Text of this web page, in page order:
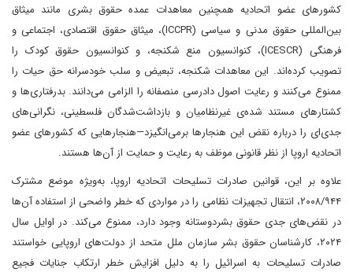
کشورهای عضو اتحادیه همچنین معاهدات عمده حقوق بشری مانند میثاق
بین‌المللی حقوق مدنی و سیاسی (ICCPR)، میثاق حقوق اقتصادی، اجتماعی و
فرهنگی (ICESCR)، کنوانسیون منع شکنجه، و کنوانسیون حقوق کودک را
تصویب کرده‌اند. این معاهدات شکنجه، تبعیض و سلب خودسرانه حق حیات را
ممنوع می‌کنند و رعایت اصول دادرسی منصفانه را الزامی می‌دانند. بدرفتاری‌ها و
کشتارهای مستند شده‌ی غیرنظامیان و بازداشت‌شدگان فلسطینی، نگرانی‌های
جدی‌ای را درباره نقض این هنجارها برمی‌انگیزد—هنجارهایی که کشورهای عضو
اتحادیه اروپا از نظر قانونی موظف به رعایت و حمایت از آن‌ها هستند.
علاوه بر این، قوانین صادرات تسلیحات اتحادیه اروپا، به‌ویژه موضع مشترک
۲۰۰۸/۹۴۴، انتقال تجهیزات نظامی را در مواردی که خطر واضحی از استفاده آن‌ها
در نقض‌های جدی حقوق بشردوستانه وجود دارد، ممنوع می‌کند. در اوایل سال
۲۰۲۴، کارشناسان حقوق بشر سازمان ملل متحد از دولت‌های اروپایی خواستند
صادرات تسلیحات به اسرائیل را به دلیل افزایش خطر ارتکاب جنایات فجیع